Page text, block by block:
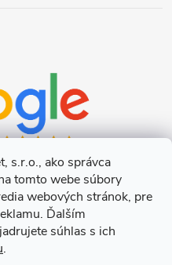
s.r.o., ako správca
tomto webe súbory
webových stránok, pre
Ďalším
súhlas s ich
.